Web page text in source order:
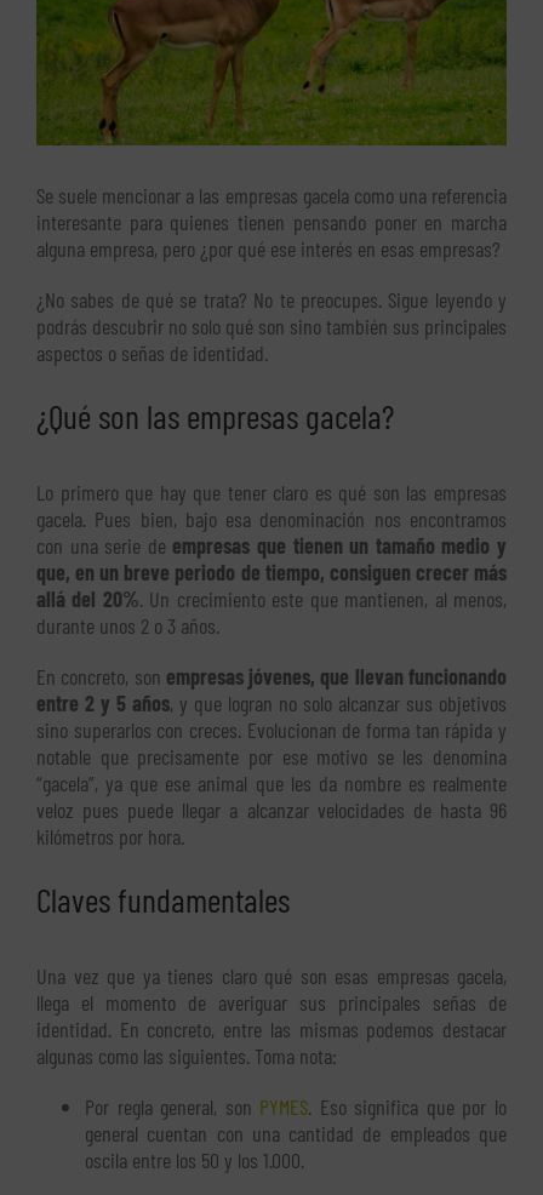
Se suele mencionar a las empresas gacela como una referencia
interesante para quienes tienen pensando poner en marcha
alguna empresa, pero ¿por qué ese interés en esas empresas?
¿No sabes de qué se trata? No te preocupes. Sigue leyendo y
podrás descubrir no solo qué son sino también sus principales
aspectos o señas de identidad.
¿Qué son las empresas gacela?
Lo primero que hay que tener claro es qué son las empresas
gacela. Pues bien, bajo esa denominación nos encontramos
con una serie de empresas que tienen un tamaño medio y
que, en un breve periodo de tiempo, consiguen crecer más
allá del 20%. Un crecimiento este que mantienen, al menos,
durante unos 2 o 3 años.
En concreto, son empresas jóvenes, que llevan funcionando
entre 2 y 5 años, y que logran no solo alcanzar sus objetivos
sino superarlos con creces. Evolucionan de forma tan rápida y
notable que precisamente por ese motivo se les denomina
“gacela”, ya que ese animal que les da nombre es realmente
veloz pues puede llegar a alcanzar velocidades de hasta 96
kilómetros por hora.
Claves fundamentales
Una vez que ya tienes claro qué son esas empresas gacela,
llega el momento de averiguar sus principales señas de
identidad. En concreto, entre las mismas podemos destacar
algunas como las siguientes. Toma nota:
Por regla general, son PYMES. Eso significa que por lo
general cuentan con una cantidad de empleados que
oscila entre los 50 y los 1.000.